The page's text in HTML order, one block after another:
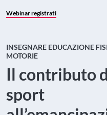
Webinar registrati
INSEGNARE EDUCAZIONE
MOTORIE
Il contributo
sport